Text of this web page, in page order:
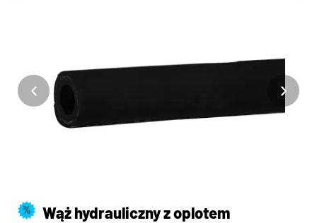
%
Wąż hydrauliczny z oplotem